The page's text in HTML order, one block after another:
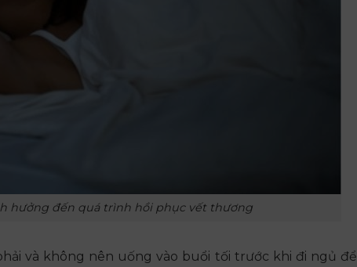
hưởng đến quá trình hồi phục vết thương
và không nên uống vào buổi tối trước khi đi ngủ để